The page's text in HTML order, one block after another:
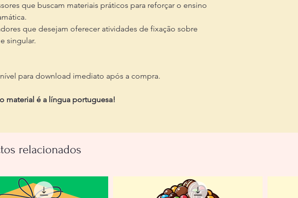
que buscam materiais práticos para reforçar o ensino
que desejam oferecer atividades de fixação sobre
singular.
para download imediato após a compra.
material é a língua portuguesa!
relacionados